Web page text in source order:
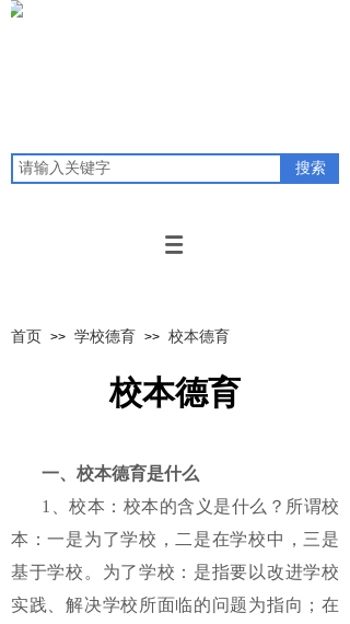
搜索
首页 >> 学校德育 >> 校本德育
校本德育
一、校本德育是什么
1、校本：校本的含义是什么？所谓校
本：一是为了学校，二是在学校中，三是
基于学校。为了学校：是指要以改进学校
实践、解决学校所面临的问题为指向；在